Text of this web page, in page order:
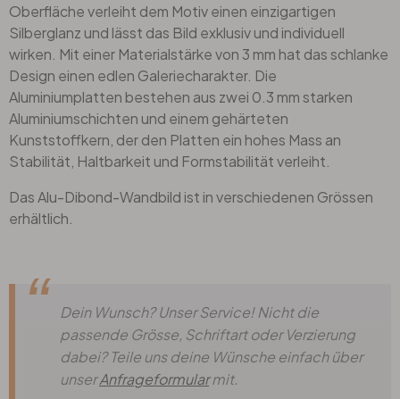
Oberfläche verleiht dem Motiv einen einzigartigen
Silberglanz und lässt das Bild exklusiv und individuell
wirken. Mit einer Materialstärke von 3 mm hat das schlanke
Design einen edlen Galeriecharakter. Die
Aluminiumplatten bestehen aus zwei 0.3 mm starken
Aluminiumschichten und einem gehärteten
Kunststoffkern, der den Platten ein hohes Mass an
Stabilität, Haltbarkeit und Formstabilität verleiht.
Das Alu-Dibond-Wandbild ist in verschiedenen Grössen
erhältlich.
Dein Wunsch? Unser Service! Nicht die
passende Grösse, Schriftart oder Verzierung
dabei? Teile uns deine Wünsche einfach über
unserAnfrageformularmit.